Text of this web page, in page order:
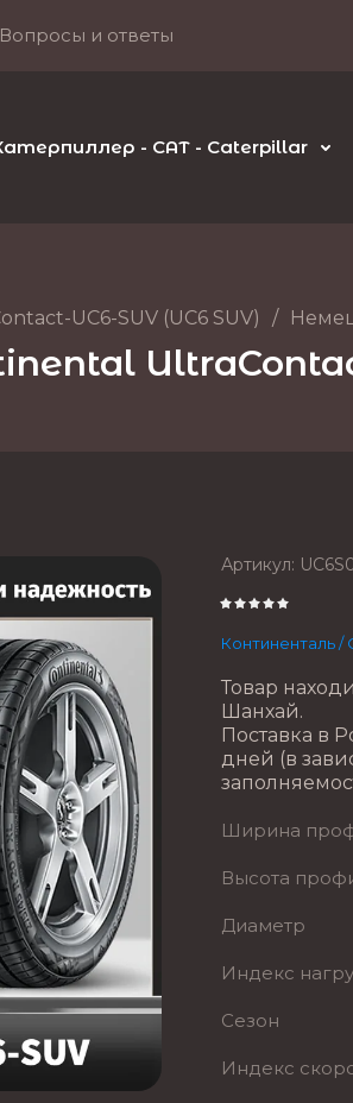
Вопросы и ответы
- CAT - Caterpillar
UC6-SUV (UC6 SUV) /
Артикул:
Континенталь /
Товар
Шанхай.
Поставка в
дней (в
Ширина
Высота
Диаметр
Индекс
Сезон
Индекс